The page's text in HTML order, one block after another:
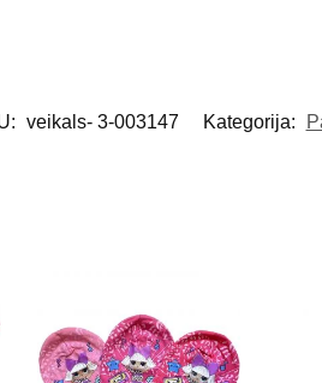
veikals- 3-003147 Kategorija: